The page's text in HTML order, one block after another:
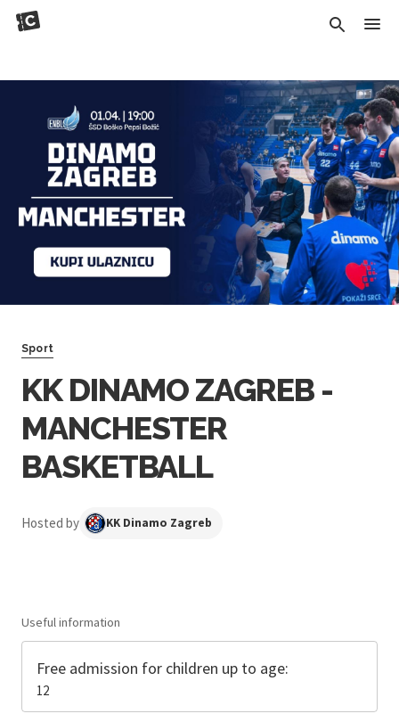
Sport
KK DINAMO ZAGREB -
MANCHESTER
BASKETBALL
Hosted by KK Dinamo Zagreb
Useful information
Free admission for children up to age:
12